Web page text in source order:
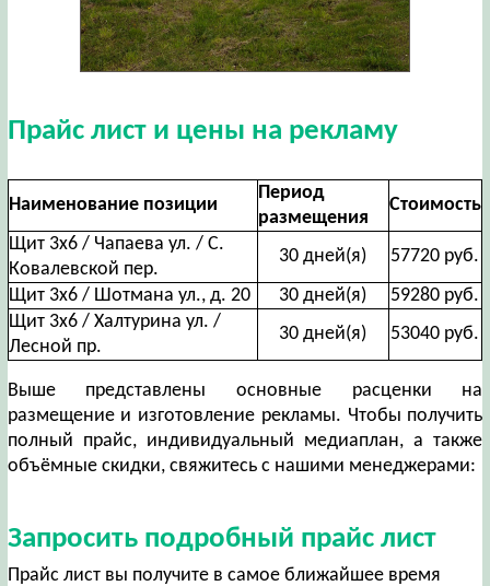
Прайс лист и цены на рекламу
Наименование позиции
Период
размещения
Стоимость
Щит 3х6 / Чапаева ул. / С.
Ковалевской пер.
30 дней(я)
57720 руб.
Щит 3х6 / Шотмана ул., д. 20
30 дней(я)
59280 руб.
Щит 3х6 / Халтурина ул. /
Лесной пр.
30 дней(я) 53040 руб.
Выше представлены основные расценки на
размещение и изготовление рекламы. Чтобы получить
полный прайс, индивидуальный медиаплан, а также
объёмные скидки, свяжитесь с нашими менеджерами:
Запросить подробный прайс лист
Прайс лист вы получите в самое ближайшее время